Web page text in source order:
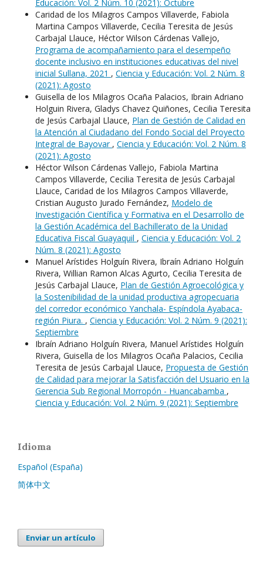
Educación: Vol. 2 Núm. 10 (2021): Octubre
Caridad de los Milagros Campos Villaverde, Fabiola
Martina Campos Villaverde, Cecilia Teresita de Jesús
Carbajal Llauce, Héctor Wilson Cárdenas Vallejo,
Programa de acompañamiento para el desempeño
docente inclusivo en instituciones educativas del nivel
inicial Sullana, 2021 , Ciencia y Educación: Vol. 2 Núm. 8
(2021): Agosto
Guisella de los Milagros Ocaña Palacios, Ibrain Adriano
Holguin Rivera, Gladys Chavez Quiñones, Cecilia Teresita
de Jesús Carbajal Llauce, Plan de Gestión de Calidad en
la Atención al Ciudadano del Fondo Social del Proyecto
Integral de Bayovar , Ciencia y Educación: Vol. 2 Núm. 8
(2021): Agosto
Héctor Wilson Cárdenas Vallejo, Fabiola Martina
Campos Villaverde, Cecilia Teresita de Jesús Carbajal
Llauce, Caridad de los Milagros Campos Villaverde,
Cristian Augusto Jurado Fernández, Modelo de
Investigación Científica y Formativa en el Desarrollo de
la Gestión Académica del Bachillerato de la Unidad
Educativa Fiscal Guayaquil , Ciencia y Educación: Vol. 2
Núm. 8 (2021): Agosto
Manuel Arístides Holguín Rivera, Ibraín Adriano Holguín
Rivera, Willian Ramon Alcas Agurto, Cecilia Teresita de
Jesús Carbajal Llauce, Plan de Gestión Agroecológica y
la Sostenibilidad de la unidad productiva agropecuaria
del corredor económico Yanchala- Espíndola Ayabaca-
región Piura. , Ciencia y Educación: Vol. 2 Núm. 9 (2021):
Septiembre
Ibraín Adriano Holguín Rivera, Manuel Arístides Holguín
Rivera, Guisella de los Milagros Ocaña Palacios, Cecilia
Teresita de Jesús Carbajal Llauce, Propuesta de Gestión
de Calidad para mejorar la Satisfacción del Usuario en la
Gerencia Sub Regional Morropón - Huancabamba ,
Ciencia y Educación: Vol. 2 Núm. 9 (2021): Septiembre
Idioma
Español (España)
简体中文
Enviar un artículo